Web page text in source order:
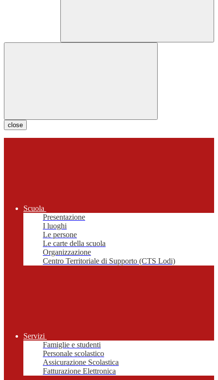
close
Scuola
Presentazione
I luoghi
Le persone
Le carte della scuola
Organizzazione
Centro Territoriale di Supporto (CTS Lodi)
Servizi
Famiglie e studenti
Personale scolastico
Assicurazione Scolastica
Fatturazione Elettronica